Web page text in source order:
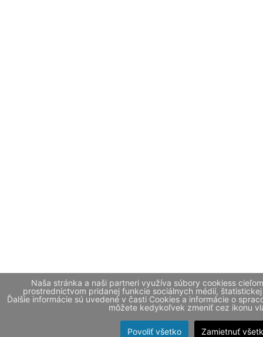
Naša stránka a naši partneri využíva súbory cookiess
prostredníctvom pridanej funkcie sociálnych médií,
Ďalšie informácie sú uvedené v časti Cookies a informácie o
môžete kedykoľvek zmeniť cez ikonu
Povoliť všetko Zamietnuť